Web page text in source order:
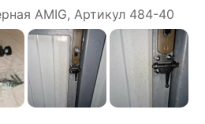
AMIG, Артикул 484-40